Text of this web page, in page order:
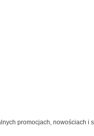
promocjach, nowościach i